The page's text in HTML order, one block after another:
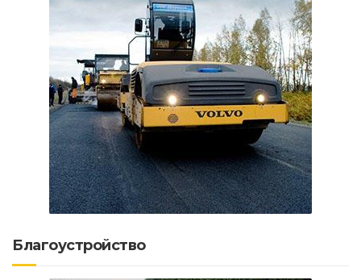
Благоустройство